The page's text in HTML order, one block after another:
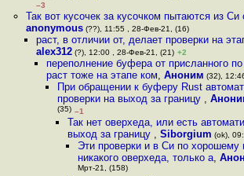
–3
Так вот кусочек за кусочком пытаются из
anonymous(??), 11:55 , 28-Фев-21, (16)
раст, в отличии от, делает проверки на
alex312(?), 12:00 , 28-Фев-21, (21) +2
переполнение буфера от присланного по
раст тоже на этапе ком,Аноним (32),
При обращении к буферу Rust
проверки на выход за границу ,
(35) –1
Так нет оверхеда, или есть
выход за границу , Siborgium (ok),
Эти проверки и в Си по хорошему
никакого оверхеда, только а,
Мрт-21, (158)